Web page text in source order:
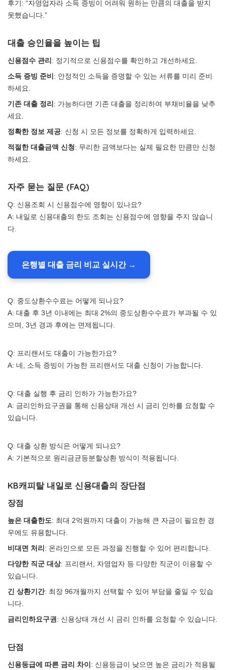
후기: “자영업자라 소득 증빙이 어려워 원하는 만큼의 대출을 받지
못했습니다.”
대출 승인율을 높이는 팁
신용점수 관리 : 정기적으로 신용점수를 확인하고 개선하세요.
소득 증빙 준비 : 안정적인 소득을 증명할 수 있는 서류를 미리 준비
하세요.
기존 대출 정리 : 가능하다면 기존 대출을 정리하여 부채비율을 낮추
세요.
정확한 정보 제공: 신청 시 모든 정보를 정확하게 입력하세요.
적절한 대출금액 신청: 무리한 금액보다는 실제 필요한 만큼만 신청
하세요.
자주 묻는 질문 (FAQ)
Q: 신용조회 시 신용점수에 영향이 있나요?
A: 내일로 신용대출의 한도 조회는 신용점수에 영향을 주지 않습니
다.
은행별 대출 금리 비교 실시간 →
Q: 중도상환수수료는 어떻게 되나요?
A: 대출 후 3년 이내에는 최대 2%의 중도상환수수료가 부과될 수 있
으며, 3년 경과 후에는 면제됩니다.
Q: 프리랜서도 대출이 가능한가요?
A: 네, 소득 증빙이 가능한 프리랜서도 대출 신청이 가능합니다.
Q: 대출 실행 후 금리 인하가 가능한가요?
A: 금리인하요구권을 통해 신용상태 개선 시 금리 인하를 요청할 수
있습니다.
Q: 대출 상환 방식은 어떻게 되나요?
A: 기본적으로 원리금균등분할상환 방식이 적용됩니다.
KB캐피탈 내일로 신용대출의 장단점
장점
높은 대출한도: 최대 2억원까지 대출이 가능해 큰 자금이 필요한 경
우에도 유용합니다.
비대면 처리 : 온라인으로 모든 과정을 진행할 수 있어 편리합니다.
다양한 직군 대상: 프리랜서, 자영업자 등 다양한 직군이 이용할 수
있습니다.
긴 상환기간: 최장 96개월까지 선택할 수 있어 부담을 줄일 수 있습
니다.
금리인하요구권 : 신용상태 개선 시 금리 인하를 요청할 수 있습니다.
단점
신용등급에 따른 금리 차이 : 신용등급이 낮으면 높은 금리가 적용될